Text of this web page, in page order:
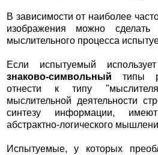
В зависимости от наиболее
изображения можно
мыслительного процесса
Если испытуемый
знаково-символьный типы
отнести к типу
мыслительной деятельности
синтезу информации,
абстрактно-логического
Испытуемые, у которых